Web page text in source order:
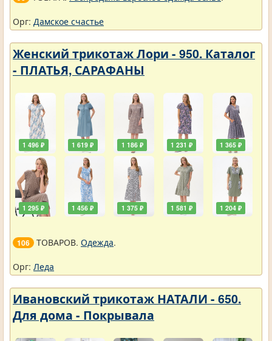
Орг: Дамское счастье
Женский трикотаж Лори - 950. Каталог
- ПЛАТЬЯ, САРАФАНЫ
1 496 ₽
1 295 ₽
1 619 ₽
1 456 ₽
1 186 ₽
1 375 ₽
1 231 ₽
1 581 ₽
1 365 ₽
1 204 ₽
106 ТОВАРОВ. Одежда.
Орг: Леда
Ивановский трикотаж НАТАЛИ - 650.
Для дома - Покрывала